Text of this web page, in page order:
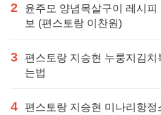
2
윤주모 양념목살구이 레시
보 (편스토랑 이찬원)
3
편스토랑 지승현 누룽지김
는법
4
편스토랑 지승현 미나리항